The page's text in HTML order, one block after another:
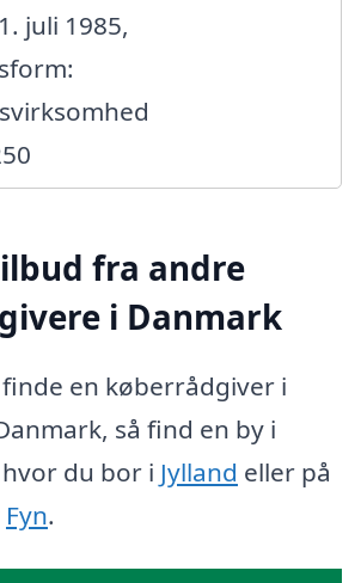
juli 1985,
fra andre
i Danmark
en køberrådgiver i
så find en by i
du bor i Jylland eller på
Fyn.